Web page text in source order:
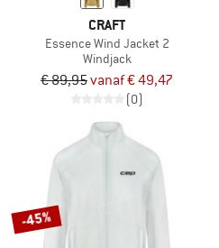
CRAFT
Essence Wind Jacket 2
Windjack
€ 89,95vanaf € 49,47
(0)
-45%